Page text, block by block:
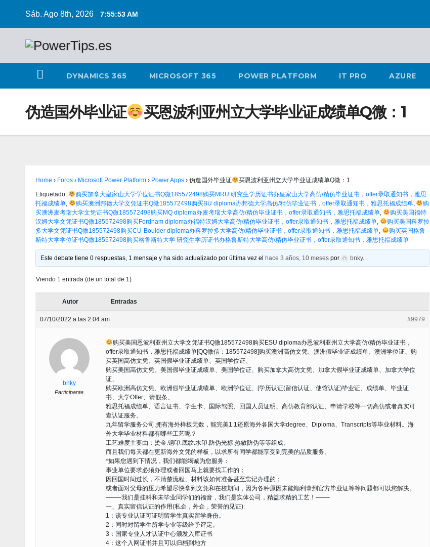
Sáb. Ago 8th, 2026 7:55:54 AM
DYNAMICS 365 MICROSOFT 365 POWER PLATFORM IT PRO AZURE
伪造国外毕业证 买恩波利亚州立大学毕业证成绩单Q微：1
Home › Foros › Microsoft Power Platform › Power Apps › 伪造国外毕业证
买恩波利亚州立大学毕业证成绩单Q微：1
Etiquetado:
购买加拿大皇家山大学学位证书Q微185572498购买MRU 研究生学历证书办皇家山大学高仿/精仿毕业证书，offer录取通知书，雅思
托福成绩单, 购买澳洲邦德大学文凭证书Q微185572498购买BU diploma办邦德大学高仿/精仿毕业证书，offer录取通知书，雅思托福成绩单,
购
买澳洲麦考瑞大学文凭证书Q微185572498购买MQ diploma办麦考瑞大学高仿/精仿毕业证书，offer录取通知书，雅思托福成绩单,
购买美国福特
汉姆大学文凭证书Q微185572498购买Fordham diploma办福特汉姆大学高仿/精仿毕业证书，offer录取通知书，雅思托福成绩单,
购买美国科罗拉
多大学文凭证书Q微185572498购买CU-Boulder diploma办科罗拉多大学高仿/精仿毕业证书，offer录取通知书，雅思托福成绩单,
购买英国格鲁
斯特大学学位证书Q微185572498购买格鲁斯特大学 研究生学历证书办格鲁斯特大学高仿/精仿毕业证书，offer录取通知书，雅思托福成绩单
Este debate tiene 0 respuestas, 1 mensaje y ha sido actualizado por última vez el hace 3 años, 10 meses por bnky.
Viendo 1 entrada (de un total de 1)
Autor Entradas
07/10/2022 a las 2:04 am #9979
bnky
Participante
购买美国恩波利亚州立大学文凭证书Q微185572498购买ESU diploma办恩波利亚州立大学高仿/精仿毕业证书，
offer录取通知书，雅思托福成绩单[QQ微信：185572498]购买澳洲高仿文凭、澳洲假毕业证成绩单、澳洲学位证、购
买英国高仿文凭、英国假毕业证成绩单、英国学位证、
购买美国高仿文凭、美国假毕业证成绩单、美国学位证、购买加拿大高仿文凭、加拿大假毕业证成绩单、加拿大学位
证、
购买欧洲高仿文凭、欧洲假毕业证成绩单、欧洲学位证、[学历认证(留信认证、使馆认证)毕业证、成绩单、毕业证
书、大学Offer、请假条、
雅思托福成绩单、语言证书、学生卡、国际驾照、回国人员证明、高仿教育部认证、申请学校等一切高仿或者真实可
查认证服务。
九年留学服务公司,拥有海外样板无数，能完美1:1还原海外各国大学degree、Diploma、Transcripts等毕业材料。海
外大学毕业材料都有哪些工艺呢？
工艺难度主要由：烫金.钢印.底纹.水印.防伪光标.热敏防伪等等组成。
而且我们每天都在更新海外文凭的样板，以求所有同学都能享受到完美的品质服务。
*如果您遇到下情况，我们都能竭诚为您服务：
事业单位要求必须办理或者回国马上就要找工作的；
因回国时间过长，不清楚流程、材料该如何准备甚至忘记办理的；
或者面对父母的压力希望尽快拿到文凭和在校期间，因为各种原因未能顺利拿到官方毕业证等等问题都可以您解决。
——–我们是挂科和未毕业同学们的福音，我们是实体公司，精益求精的工艺！——-
一、真实留信认证的作用(私企，外企，荣誉的见证):
1：该专业认证可证明留学生真实留学身份。
2：同时对留学生所学专业等级给予评定。
3：国家专业人才认证中心颁发入库证书
4：这个入网证书并且可以归档到地方